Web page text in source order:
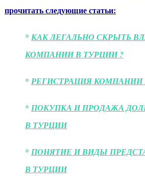
прочитать следующие статьи:
*КАК ЛЕГАЛЬНО СКРЫТЬ
КОМПАНИИ В ТУРЦИИ ?
*РЕГИСТРАЦИЯ КОМПАНИИ
*ПОКУПКА И ПРОДАЖА
В ТУРЦИИ
*ПОНЯТИЕ И ВИДЫ
В ТУРЦИИ